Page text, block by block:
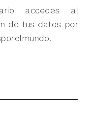
accedes al
de tus datos por